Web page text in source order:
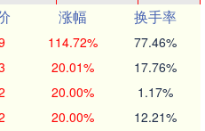
涨幅
换手率
114.72% 77.46%
20.01% 17.76%
20.00% 1.17%
20.00% 12.21%